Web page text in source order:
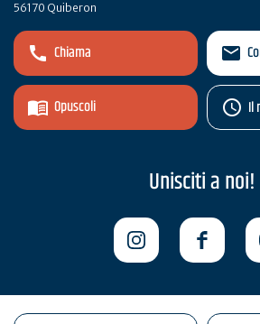
56170 Quiberon
Chiama
Opuscoli Il
Unisciti a noi!